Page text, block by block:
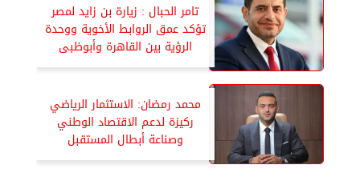
تامر الحبال : زيارة بن زايد لمصر
تؤكد عمق الروابط الأخوية ووحدة
الرؤية بين القاهرة وأبوظبى
محمد رمضان: الاستثمار الرياضي
ركيزة لدعم الاقتصاد الوطني
وصناعة أبطال المستقبل